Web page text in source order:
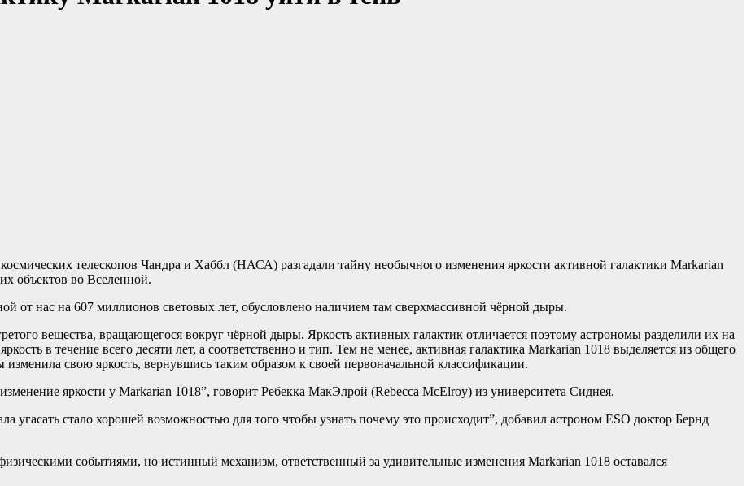
телескопов Чандра и Хаббл (НАСА) разгадали тайну необычного изменения яркости активной галактики Markarian
объектов во Вселенной.
от нас на 607 миллионов световых лет, обусловлено наличием там сверхмассивной чёрной дыры.
вещества, вращающегося вокруг чёрной дыры. Яркость активных галактик отличается поэтому астрономы разделили их на
в течение всего десяти лет, а соответственно и тип. Тем не менее, активная галактика Markarian 1018 выделяется из общего
изменила свою яркость, вернувшись таким образом к своей первоначальной классификации.
яркости у Markarian 1018”, говорит Ребекка МакЭлрой (Rebecca McElroy) из университета Сиднея.
угасать стало хорошей возможностью для того чтобы узнать почему это происходит”, добавил астроном ESO доктор Бернд
событиями, но истинный механизм, ответственный за удивительные изменения Markarian 1018 оставался